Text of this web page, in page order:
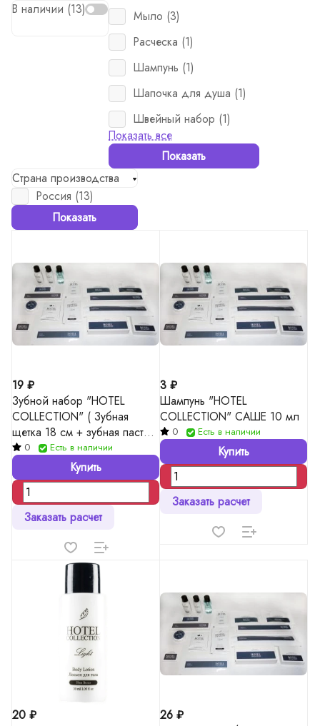
В наличии (13)
Мыло (3)
Расческа (1)
Шампунь (1)
Шапочка для душа (1)
Швейный набор (1)
Показать все
Показать
Страна производства
Россия (13)
Показать
19 ₽
Зубной набор "HOTEL
COLLECTION" ( Зубная
щетка 18 см + зубная паста в
тубе 4 гр)
0 Есть в наличии
Купить
Заказать расчет
3 ₽
Шампунь "HOTEL
COLLECTION" САШЕ 10 мл
0 Есть в наличии
Купить
Заказать расчет
20 ₽
26 ₽